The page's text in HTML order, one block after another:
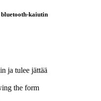
bluetooth-kaiutin
ja tulee jättää
the form